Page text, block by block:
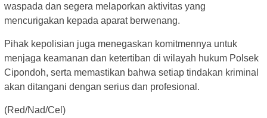
waspada dan segera melaporkan aktivitas yang
mencurigakan kepada aparat berwenang.
Pihak kepolisian juga menegaskan komitmennya untuk
menjaga keamanan dan ketertiban di wilayah hukum Polsek
Cipondoh, serta memastikan bahwa setiap tindakan kriminal
akan ditangani dengan serius dan profesional.
(Red/Nad/Cel)